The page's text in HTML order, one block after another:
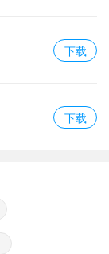
下载
下载